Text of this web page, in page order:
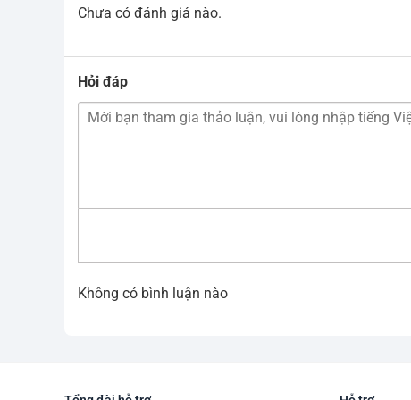
Chưa có đánh giá nào.
Hỏi đáp
Không có bình luận nào